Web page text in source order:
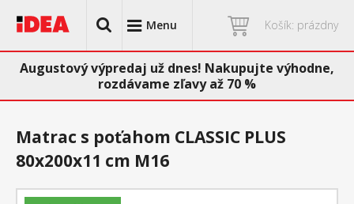
Menu Košík: prázdny
Augustový výpredaj už dnes! Nakupujte výhodne,
rozdávame zľavy až 70 %
Matrac s poťahom CLASSIC PLUS
80x200x11 cm M16